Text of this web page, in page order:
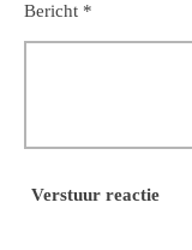
Bericht *
Verstuur reactie